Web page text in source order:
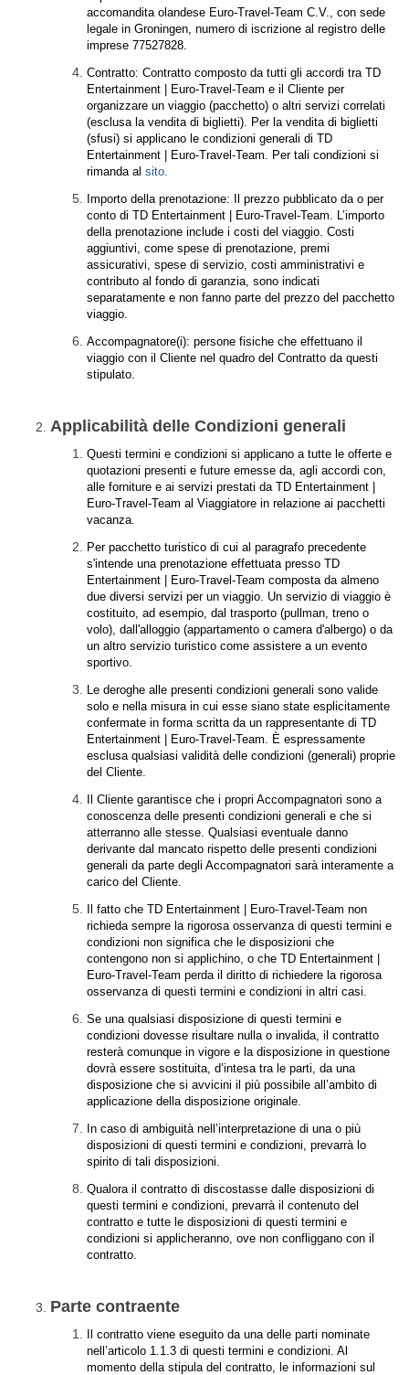
accomandita olandese Euro-Travel-Team C.V., con sede
legale in Groningen, numero di iscrizione al registro delle
imprese 77527828.
Contratto: Contratto composto da tutti gli accordi tra TD
Entertainment | Euro-Travel-Team e il Cliente per
organizzare un viaggio (pacchetto) o altri servizi correlati
(esclusa la vendita di biglietti). Per la vendita di biglietti
(sfusi) si applicano le condizioni generali di TD
Entertainment | Euro-Travel-Team. Per tali condizioni si
rimanda al sito.
Importo della prenotazione: Il prezzo pubblicato da o per
conto di TD Entertainment | Euro-Travel-Team. L’importo
della prenotazione include i costi del viaggio. Costi
aggiuntivi, come spese di prenotazione, premi
assicurativi, spese di servizio, costi amministrativi e
contributo al fondo di garanzia, sono indicati
separatamente e non fanno parte del prezzo del pacchetto
viaggio.
Accompagnatore(i): persone fisiche che effettuano il
viaggio con il Cliente nel quadro del Contratto da questi
stipulato.
Applicabilità delle Condizioni generali
Questi termini e condizioni si applicano a tutte le offerte e
quotazioni presenti e future emesse da, agli accordi con,
alle forniture e ai servizi prestati da TD Entertainment |
Euro-Travel-Team al Viaggiatore in relazione ai pacchetti
vacanza.
Per pacchetto turistico di cui al paragrafo precedente
s'intende una prenotazione effettuata presso TD
Entertainment | Euro-Travel-Team composta da almeno
due diversi servizi per un viaggio. Un servizio di viaggio è
costituito, ad esempio, dal trasporto (pullman, treno o
volo), dall'alloggio (appartamento o camera d'albergo) o da
un altro servizio turistico come assistere a un evento
sportivo.
Le deroghe alle presenti condizioni generali sono valide
solo e nella misura in cui esse siano state esplicitamente
confermate in forma scritta da un rappresentante di TD
Entertainment | Euro-Travel-Team. È espressamente
esclusa qualsiasi validità delle condizioni (generali) proprie
del Cliente.
Il Cliente garantisce che i propri Accompagnatori sono a
conoscenza delle presenti condizioni generali e che si
atterranno alle stesse. Qualsiasi eventuale danno
derivante dal mancato rispetto delle presenti condizioni
generali da parte degli Accompagnatori sarà interamente a
carico del Cliente.
Il fatto che TD Entertainment | Euro-Travel-Team non
richieda sempre la rigorosa osservanza di questi termini e
condizioni non significa che le disposizioni che
contengono non si applichino, o che TD Entertainment |
Euro-Travel-Team perda il diritto di richiedere la rigorosa
osservanza di questi termini e condizioni in altri casi.
Se una qualsiasi disposizione di questi termini e
condizioni dovesse risultare nulla o invalida, il contratto
resterà comunque in vigore e la disposizione in questione
dovrà essere sostituita, d’intesa tra le parti, da una
disposizione che si avvicini il più possibile all’ambito di
applicazione della disposizione originale.
In caso di ambiguità nell’interpretazione di una o più
disposizioni di questi termini e condizioni, prevarrà lo
spirito di tali disposizioni.
Qualora il contratto di discostasse dalle disposizioni di
questi termini e condizioni, prevarrà il contenuto del
contratto e tutte le disposizioni di questi termini e
condizioni si applicheranno, ove non confliggano con il
contratto.
Parte contraente
Il contratto viene eseguito da una delle parti nominate
nell’articolo 1.1.3 di questi termini e condizioni. Al
momento della stipula del contratto, le informazioni sul